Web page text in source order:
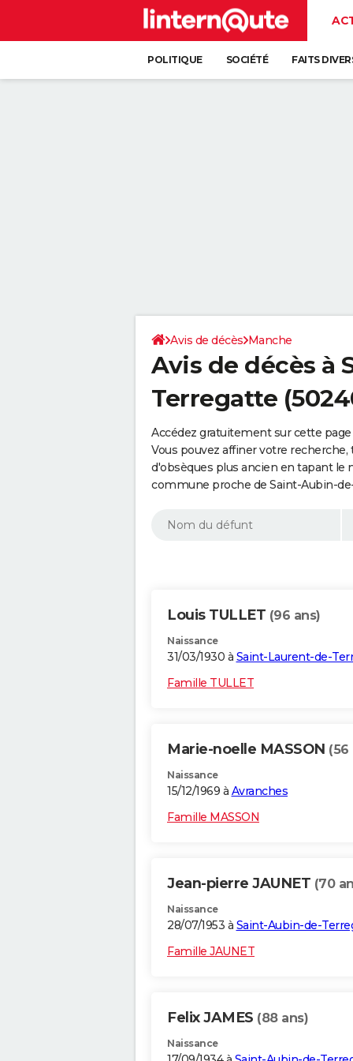
POLITIQUE SOCIÉTÉ FAITS
Avis de décès Manche
Avis de décès à
Terregatte
Accédez gratuitement sur cette
Vous pouvez affiner votre recherche,
d'obsèques plus ancien en tapant le
commune proche de Saint-Aubin-
Louis TULLET (96 ans)
Naissance
31/03/1930 à Saint-Laurent-de-
Famille TULLET
Marie-noelle MASSON (56
Naissance
15/12/1969 à Avranches
Famille MASSON
Jean-pierre JAUNET (70
Naissance
28/07/1953 à Saint-Aubin-de-
Famille JAUNET
Felix JAMES (88 ans)
Naissance